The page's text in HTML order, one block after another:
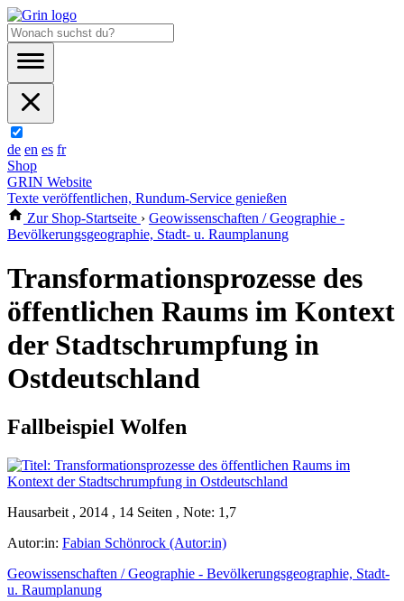
de en es fr
Shop
GRIN Website
Texte veröffentlichen, Rundum-Service genießen
Zur Shop-Startseite › Geowissenschaften / Geographie -
Bevölkerungsgeographie, Stadt- u. Raumplanung
Transformationsprozesse des
öffentlichen Raums im Kontext
der Stadtschrumpfung in
Ostdeutschland
Fallbeispiel Wolfen
Hausarbeit , 2014 , 14 Seiten , Note: 1,7
Autor:in: Fabian Schönrock (Autor:in)
Geowissenschaften / Geographie - Bevölkerungsgeographie, Stadt-
u. Raumplanung